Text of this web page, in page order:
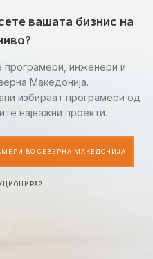
вашата бизнис на
програмери, инженери и
Македонија.
избираат програмери од
најважни проекти.
ВО СЕВЕРНА МАКЕДОНИЈА